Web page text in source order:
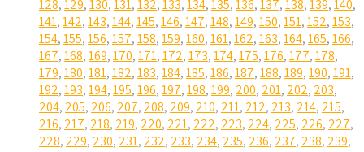
128,129,130,131,132,133,134,135,136,137,138,139,140,
141,142,143,144,145,146,147,148,149,150,151,152,153,
154,155,156,157,158,159,160,161,162,163,164,165,166,
167,168,169,170,171,172,173,174,175,176,177,178,
179,180,181,182,183,184,185,186,187,188,189,190,191,
192,193,194,195,196,197,198,199, 200, 201, 202, 203,
204, 205, 206, 207, 208, 209, 210, 211, 212, 213, 214, 215,
216, 217, 218, 219, 220, 221, 222, 223, 224, 225, 226, 227,
228, 229, 230, 231, 232, 233, 234, 235, 236, 237, 238, 239,